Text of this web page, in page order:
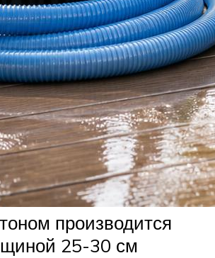
производится
25-30 см